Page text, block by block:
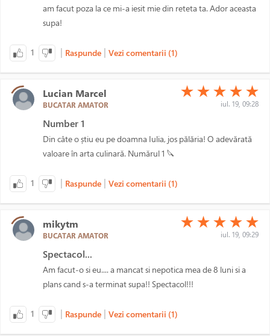
am facut poza la ce mi-a iesit mie din reteta ta. Ador aceasta
supa!
1 | Raspunde | Vezi comentarii (1)
Lucian Marcel
BUCATAR AMATOR
(*)
★ (*)
★ (*)
★ (*)
★ (*)
★
iul. 19, 09:28
Number 1
Din câte o știu eu pe doamna Iulia, jos pălăria! O adevărată
valoare în arta culinară. Numărul 1 🔪
1 | Raspunde | Vezi comentarii (1)
mikytm
BUCATAR AMATOR
(*)
★ (*)
★ (*)
★ (*)
★ (*)
★
iul. 19, 09:29
Spectacol...
Am facut-o si eu.... a mancat si nepotica mea de 8 luni si a
plans cand s-a terminat supa!! Spectacol!!!
1 | Raspunde | Vezi comentarii (1)